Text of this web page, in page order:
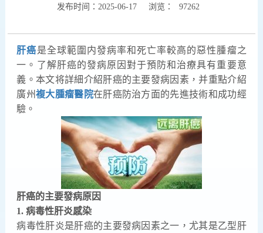
发布时间：2025-06-17 浏览： 97262
肝癌是全球範圍内發病率和死亡率較高的惡性腫瘤之
一。了解肝癌的發病原因對于預防和治療具有重要意
義。本文将詳細介紹肝癌的主要發病因素，并重點介紹
廣州複大腫瘤醫院在肝癌防治方面的先進技術和成功經
驗。
肝癌的主要發病原因
1. 病毒性肝炎感染
病毒性肝炎是肝癌的主要發病因素之一，尤其是乙型肝